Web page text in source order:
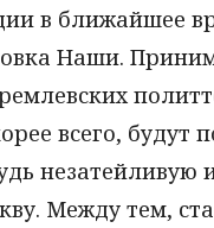
в ближайшее
Наши.
всего,
незатейливую
Между тем,